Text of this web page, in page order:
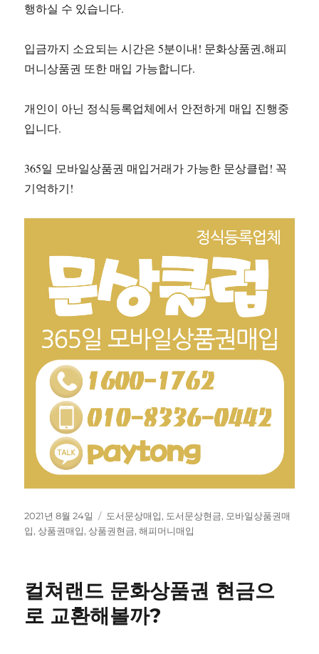
행하실 수 있습니다.
입금까지 소요되는 시간은 5분이내! 문화상품권,해피
머니상품권 또한 매입 가능합니다.
개인이 아닌 정식등록업체에서 안전하게 매입 진행중
입니다.
365일 모바일상품권 매입거래가 가능한 문상클럽! 꼭
기억하기!
작
성
2021년 8월 24일
태
그
도서문상매입, 도서문상현금, 모바일상품권매
입,상품권매입,상품권현금,해피머니매입
컬쳐랜드 문화상품권 현금으
로 교환해볼까?